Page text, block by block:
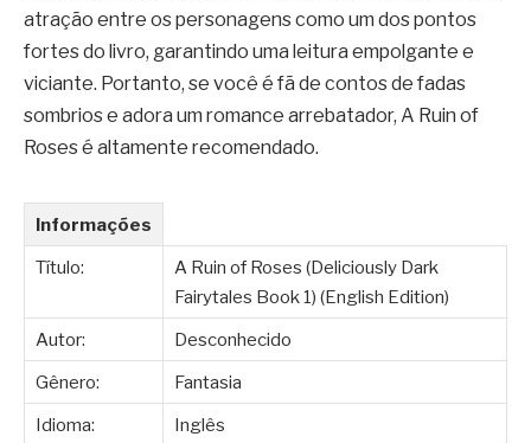
atração entre os personagens como um dos pontos
fortes do livro, garantindo uma leitura empolgante e
viciante. Portanto, se você é fã de contos de fadas
sombrios e adora um romance arrebatador, A Ruin of
Roses é altamente recomendado.
Informações
Título:
A Ruin of Roses (Deliciously Dark
Fairytales Book 1) (English Edition)
Autor:
Desconhecido
Gênero:
Fantasia
Idioma:
Inglês